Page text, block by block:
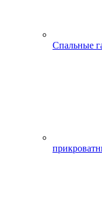
Спальные